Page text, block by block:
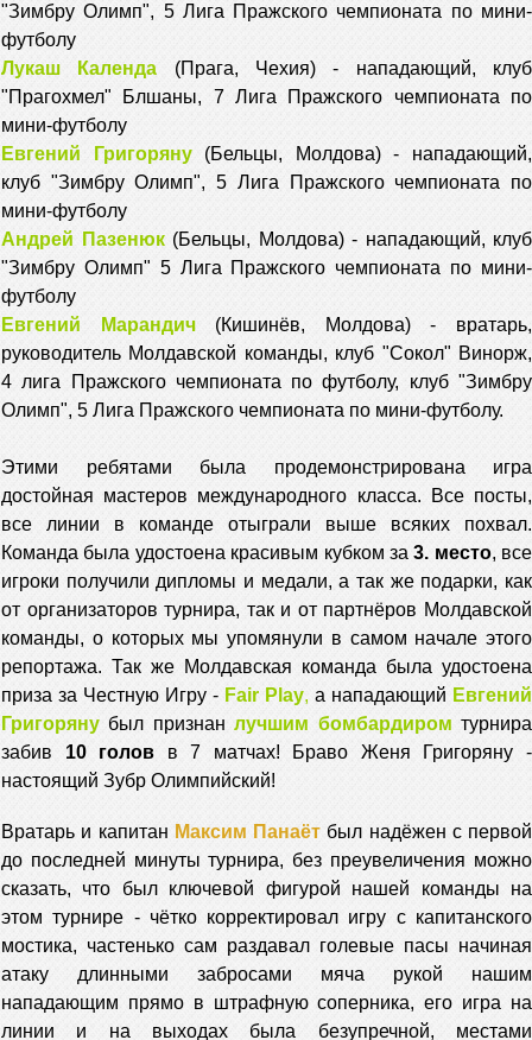
"Зимбру Олимп", 5 Лига Пражского чемпионата по мини-
футболу
Лукаш Календа (Прага, Чехия) - нападающий, клуб
"Прагохмел" Блшаны, 7 Лига Пражского чемпионата по
мини-футболу
Евгений Григоряну (Бельцы, Молдова) - нападающий,
клуб "Зимбру Олимп", 5 Лига Пражского чемпионата по
мини-футболу
Андрей Пазенюк (Бельцы, Молдова) - нападающий, клуб
"Зимбру Олимп" 5 Лига Пражского чемпионата по мини-
футболу
Евгений Марандич (Кишинёв, Молдова) - вратарь,
руководитель Молдавской команды, клуб "Сокол" Винорж,
4 лига Пражского чемпионата по футболу, клуб "Зимбру
Олимп", 5 Лига Пражского чемпионата по мини-футболу.
Этими ребятами была продемонстрирована игра
достойная мастеров международного класса. Все посты,
все линии в команде отыграли выше всяких похвал.
Команда была удостоена красивым кубком за3. место, все
игроки получили дипломы и медали, а так же подарки, как
от организаторов турнира, так и от партнёров Молдавской
команды, о которых мы упомянули в самом начале этого
репортажа. Так же Молдавская команда была удостоена
приза за Честную Игру - Fair Play, а нападающий Евгений
Григоряну был признанлучшим бомбардиромтурнира
забив 10 голов в 7 матчах! Браво Женя Григоряну -
настоящий Зубр Олимпийский!
Вратарь и капитан Максим Панаёт был надёжен с первой
до последней минуты турнира, без преувеличения можно
сказать, что был ключевой фигурой нашей команды на
этом турнире - чётко корректировал игру с капитанского
мостика, частенько сам раздавал голевые пасы начиная
атаку длинными забросами мяча рукой нашим
нападающим прямо в штрафную соперника, его игра на
линии и на выходах была безупречной, местами